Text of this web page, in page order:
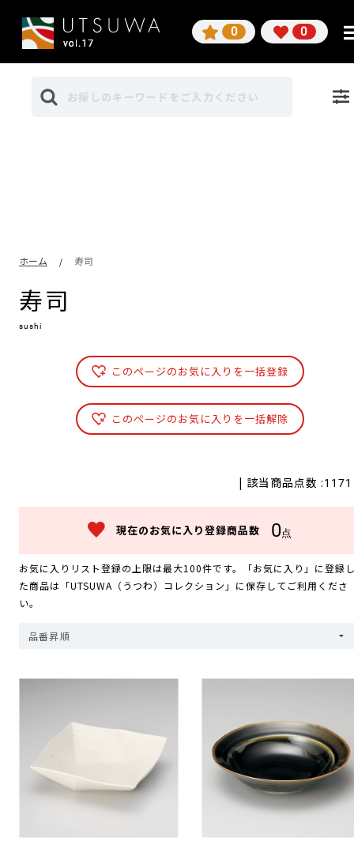
0 0
ホーム / 寿司
寿司
sushi
このページのお気に入りを一括登録
このページのお気に入りを一括解除
| 該当商品点数 :1171
現在のお気に入り登録商品数 0点
お気に入りリスト登録の上限は最大100件です。「お気に入り」に登録
た商品は「UTSUWA（うつわ）コレクション」に保存してご利用くださ
い。